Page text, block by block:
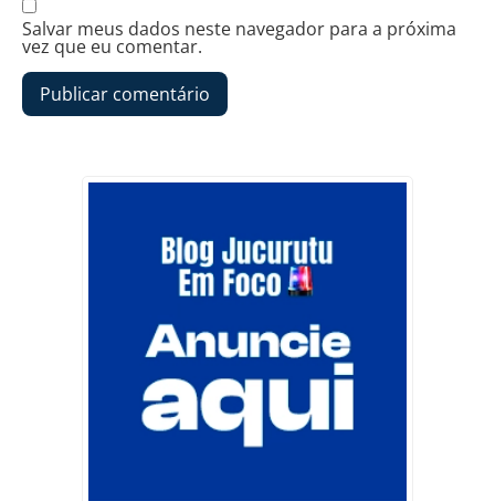
Salvar meus dados neste navegador para a próxima
vez que eu comentar.